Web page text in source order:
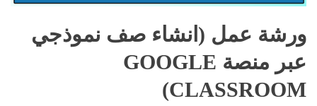
ورشة عمل (انشاء صف نموذجي
عبر منصة GOOGLE
CLASSROOM)